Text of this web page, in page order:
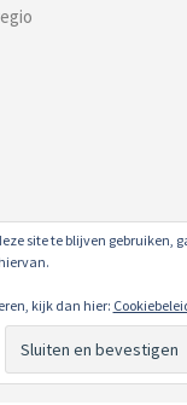
online
site te blijven gebruiken,
kijk dan hier: